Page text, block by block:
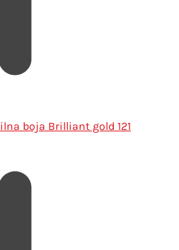
boja Brilliant gold 121